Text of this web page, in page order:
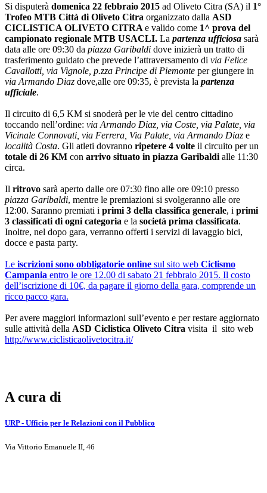
Si disputerà domenica 22 febbraio 2015 ad Oliveto Citra (SA) il 1°
Trofeo MTB Città di Oliveto Citra organizzato dalla ASD
CICLISTICA OLIVETO CITRA e valido come 1^ prova del
campionato regionale MTB USACLI. La partenza ufficiosa sarà
data alle ore 09:30 da piazza Garibaldi dove inizierà un tratto di
trasferimento guidato che prevede l’attraversamento di via Felice
Cavallotti, via Vignole, p.zza Principe di Piemonte per giungere in
via Armando Diaz dove,alle ore 09:35, è prevista la partenza
ufficiale.
Il circuito di 6,5 KM si snoderà per le vie del centro cittadino
toccando nell’ordine: via Armando Diaz, via Coste, via Palate, via
Vicinale Connovati, via Ferrera, Via Palate, via Armando Diaz e
località Costa. Gli atleti dovranno ripetere 4 volte il circuito per un
totale di 26 KM con arrivo situato in piazza Garibaldi alle 11:30
circa.
Il ritrovo sarà aperto dalle ore 07:30 fino alle ore 09:10 presso
piazza Garibaldi, mentre le premiazioni si svolgeranno alle ore
12:00. Saranno premiati i primi 3 della classifica generale, i primi
3 classificati di ogni categoria e la società prima classificata.
Inoltre, nel dopo gara, verranno offerti i servizi di lavaggio bici,
docce e pasta party.
Le iscrizioni sono obbligatorie online sul sito web Ciclismo
Campania entro le ore 12.00 di sabato 21 febbraio 2015. Il costo
dell’iscrizione di 10€, da pagare il giorno della gara, comprende un
ricco pacco gara.
Per avere maggiori informazioni sull’evento e per restare aggiornato
sulle attività della ASD Ciclistica Oliveto Citra visita il sito web
http://www.ciclisticaolivetocitra.it/
A cura di
URP - Ufficio per le Relazioni con il Pubblico
Via Vittorio Emanuele II, 46